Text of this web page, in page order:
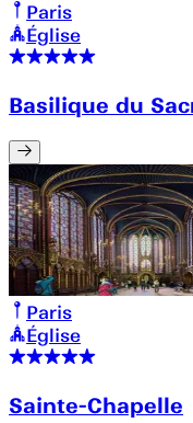
Paris
Église
Basilique du
Paris
Église
Sainte-Chapelle